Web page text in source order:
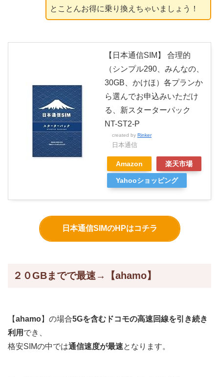
とことんお得に乗り換えちゃいましょう！
【日本通信SIM】 合理的
（シンプル290、みんなの、
30GB、かけほ）各プランか
ら選んでお申込みいただけ
る、新スターターパック
NT-ST2-P
created by Rinker
日本通信
Amazon 楽天市場
Yahooショッピング
日本通信SIMのHPはコチラ
２０GBまでで最速→【ahamo】
【ahamo】の場合5Gを含むドコモの高速回線を引き続き
利用 でき、
格安SIMの中では通信速度が最速となります。